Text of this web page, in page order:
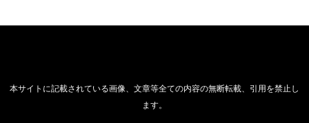
本サイトに記載されている画像、文章等全ての内容の無断転載、引用を禁止し
ます。